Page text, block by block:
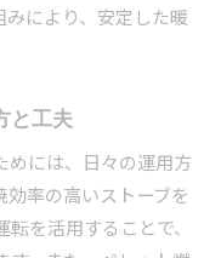
により、安定した暖
と工夫
めには、日々の運用方
率の高いストーブを
を活用することで、